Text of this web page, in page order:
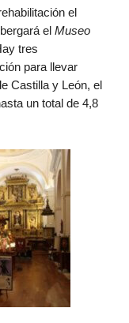
el
el Museo
tres
para llevar
Castilla y León, el
un total de 4,8